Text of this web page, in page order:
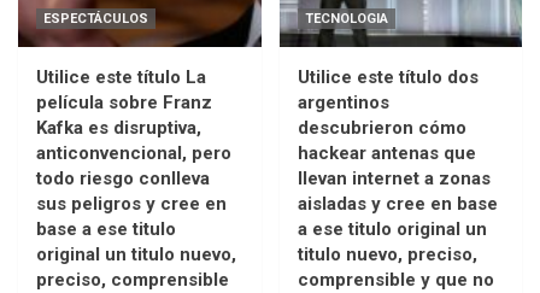
ESPECTÁCULOS
Utilice este título La
película sobre Franz
Kafka es disruptiva,
anticonvencional, pero
todo riesgo conlleva
sus peligros y cree en
base a ese titulo
original un titulo nuevo,
preciso, comprensible
TECNOLOGIA
Utilice este título dos
argentinos
descubrieron cómo
hackear antenas que
llevan internet a zonas
aisladas y cree en base
a ese titulo original un
titulo nuevo, preciso,
comprensible y que no